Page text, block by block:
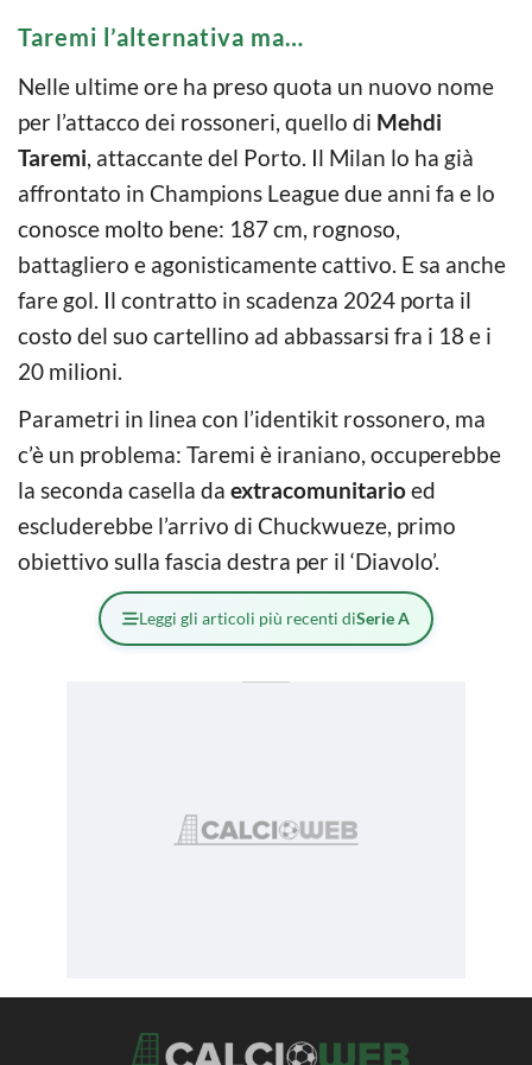
Taremi l’alternativa ma…
Nelle ultime ore ha preso quota un nuovo nome
per l’attacco dei rossoneri, quello di Mehdi
Taremi, attaccante del Porto. Il Milan lo ha già
affrontato in Champions League due anni fa e lo
conosce molto bene: 187 cm, rognoso,
battagliero e agonisticamente cattivo. E sa anche
fare gol. Il contratto in scadenza 2024 porta il
costo del suo cartellino ad abbassarsi fra i 18 e i
20 milioni.
Parametri in linea con l’identikit rossonero, ma
c’è un problema: Taremi è iraniano, occuperebbe
la seconda casella da extracomunitarioed
escluderebbe l’arrivo di Chuckwueze, primo
obiettivo sulla fascia destra per il ‘Diavolo’.
Leggi gli articoli più recenti diSerie A